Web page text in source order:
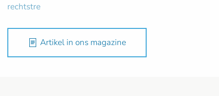
rechtstre
Artikel in ons magazine